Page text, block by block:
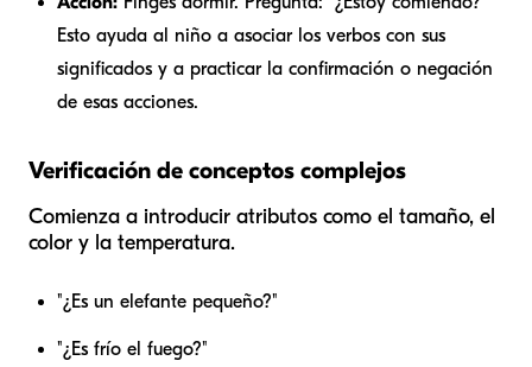
Esto ayuda al niño a asociar los verbos con sus
significados y a practicar la confirmación o negación
de esas acciones.
Verificación de conceptos complejos
Comienza a introducir atributos como el tamaño, el
color y la temperatura.
"¿Es un elefante pequeño?"
"¿Es frío el fuego?"